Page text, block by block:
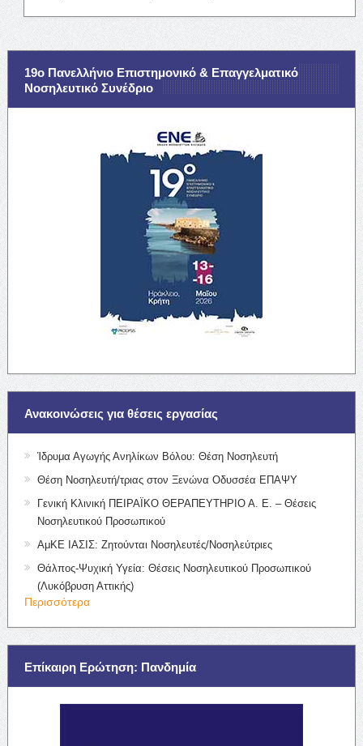
19ο Πανελλήνιο Επιστημονικό & Επαγγελματικό
Νοσηλευτικό Συνέδριο
Ανακοινώσεις για θέσεις εργασίας
Ίδρυμα Αγωγής Ανηλίκων Βόλου: Θέση Νοσηλευτή
Θέση Νοσηλευτή/τριας στον Ξενώνα Οδυσσέα ΕΠΑΨΥ
Γενική Κλινική ΠΕΙΡΑΪΚΟ ΘΕΡΑΠΕΥΤΗΡΙΟ Α. Ε. – Θέσεις
Νοσηλευτικού Προσωπικού
ΑμΚΕ ΙΑΣΙΣ: Ζητούνται Νοσηλευτές/Νοσηλεύτριες
Θάλπος-Ψυχική Υγεία: Θέσεις Νοσηλευτικού Προσωπικού
(Λυκόβρυση Αττικής)
Περισσότερα
Επίκαιρη Ερώτηση: Πανδημία